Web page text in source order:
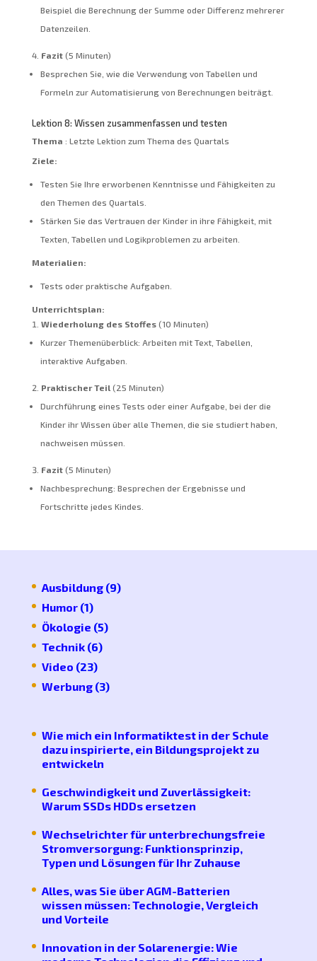
Beispiel die Berechnung der Summe oder Differenz mehrerer
Datenzeilen.
Fazit(5 Minuten)
Besprechen Sie, wie die Verwendung von Tabellen und
Formeln zur Automatisierung von Berechnungen beiträgt.
Lektion 8: Wissen zusammenfassen und testen
Thema : Letzte Lektion zum Thema des Quartals
Ziele:
Testen Sie Ihre erworbenen Kenntnisse und Fähigkeiten zu
den Themen des Quartals.
Stärken Sie das Vertrauen der Kinder in ihre Fähigkeit, mit
Texten, Tabellen und Logikproblemen zu arbeiten.
Materialien:
Tests oder praktische Aufgaben.
Unterrichtsplan:
Wiederholung des Stoffes(10 Minuten)
Kurzer Themenüberblick: Arbeiten mit Text, Tabellen,
interaktive Aufgaben.
Praktischer Teil(25 Minuten)
Durchführung eines Tests oder einer Aufgabe, bei der die
Kinder ihr Wissen über alle Themen, die sie studiert haben,
nachweisen müssen.
Fazit(5 Minuten)
Nachbesprechung: Besprechen der Ergebnisse und
Fortschritte jedes Kindes.
Ausbildung(9)
Humor(1)
Ökologie (5)
Technik(6)
Video (23)
Werbung(3)
Wie mich ein Informatiktest in der Schule
dazu inspirierte, ein Bildungsprojekt zu
entwickeln
Geschwindigkeit und Zuverlässigkeit:
Warum SSDs HDDs ersetzen
Wechselrichter für unterbrechungsfreie
Stromversorgung: Funktionsprinzip,
Typen und Lösungen für Ihr Zuhause
Alles, was Sie über AGM-Batterien
wissen müssen: Technologie, Vergleich
und Vorteile
Innovation in der Solarenergie: Wie